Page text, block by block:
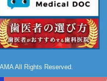
All Rights Reserved.